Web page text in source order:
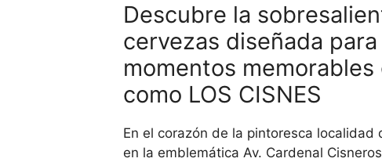
Descubre la
cervezas diseñada
momentos memorables
como LOS CISNES
En el corazón de la pintoresca localidad
en la emblemática Av. Cardenal